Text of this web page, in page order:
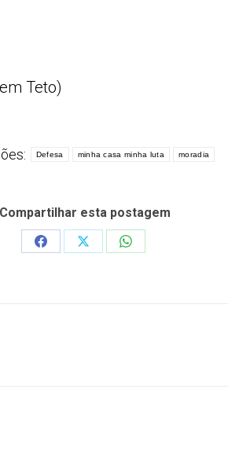
Teto)
Defesa minha casa minha luta moradia
Compartilhar esta postagem
Share
Share
Share